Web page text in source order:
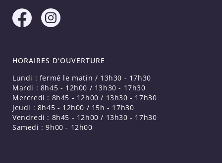
HORAIRES D'OUVERTURE
Lundi : fermé le matin / 13h30 - 17h30
Mardi : 8h45 - 12h00 / 13h30 - 17h30
Mercredi : 8h45 - 12h00 / 13h30 - 17h30
Jeudi : 8h45 - 12h00 / 15h - 17h30
Vendredi : 8h45 - 12h00 / 13h30 - 17h30
Samedi : 9h00 - 12h00